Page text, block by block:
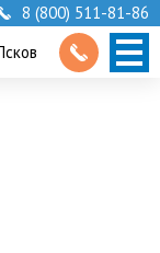
8 (800) 511-81-86